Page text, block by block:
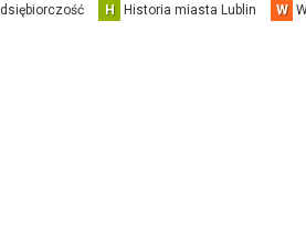
H Historia miasta Lublin W